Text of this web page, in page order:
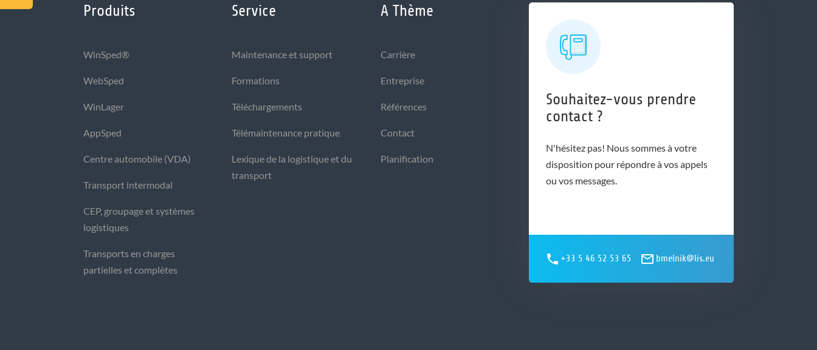
Produits
WinSped®
WebSped
WinLager
AppSped
Centre automobile (VDA)
Transport intermodal
CEP, groupage et systèmes
logistiques
Transports en charges
partielles et complètes
Service
Maintenance et support
Formations
Téléchargements
Télémaintenance pratique
Lexique de la logistique et du
transport
A Thème
Carrière
Entreprise
Références
Contact
Planification
Souhaitez-vous prendre
contact ?
N'hésitez pas! Nous sommes à votre
disposition pour répondre à vos appels
ou vos messages.
+33 5 46 52 53 65 bmelnik@lis.eu